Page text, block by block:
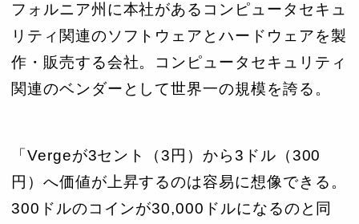
フォルニア州に本社があるコンピュータセキュ
リティ関連のソフトウェアとハードウェアを製
作・販売する会社。コンピュータセキュリティ
関連のベンダーとして世界一の規模を誇る。
「Vergeが3セント（3円）から3ドル（300
円）へ価値が上昇するのは容易に想像できる。
300ドルのコインが30,000ドルになるのと同